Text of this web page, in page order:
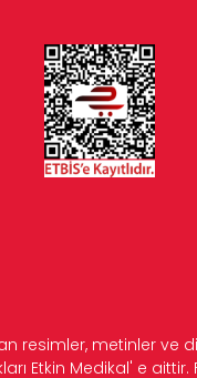
resimler, metinler ve
Etkin Medikal' e aittir.